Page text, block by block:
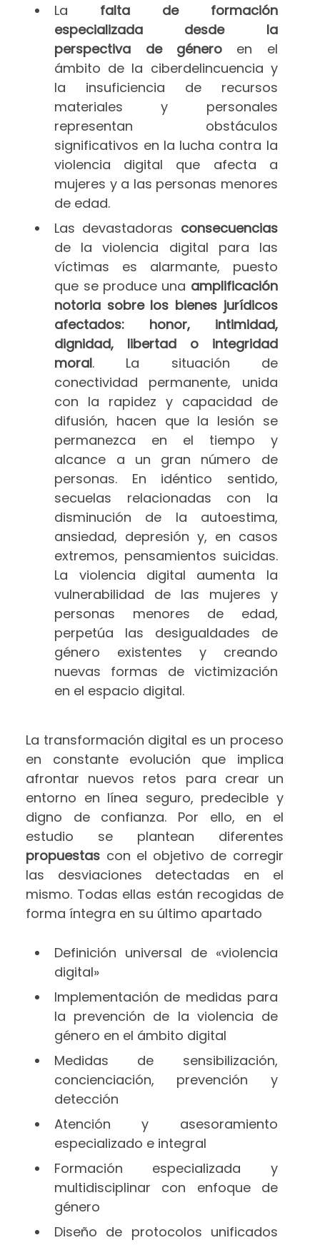
La falta de formación
especializada
desde la
perspectiva de géneroen el
ámbito de la ciberdelincuencia y
la insuficiencia de recursos
materiales y personales
representan obstáculos
significativos en la lucha contra la
violencia digital que afecta a
mujeres y a las personas menores
de edad.
Las devastadoras consecuencias
de la violencia digital para las
víctimas es alarmante, puesto
que se produce una amplificación
notoria sobre los bienes jurídicos
afectados: honor, intimidad,
dignidad, libertad o integridad
moral. La situación de
conectividad permanente, unida
con la rapidez y capacidad de
difusión, hacen que la lesión se
permanezca en el tiempo y
alcance a un gran número de
personas. En idéntico sentido,
secuelas relacionadas con la
disminución de la autoestima,
ansiedad, depresión y, en casos
extremos, pensamientos suicidas.
La violencia digital aumenta la
vulnerabilidad de las mujeres y
personas menores de edad,
perpetúa las desigualdades de
género existentes y creando
nuevas formas de victimización
en el espacio digital.
La transformación digital es un proceso
en constante evolución que implica
afrontar nuevos retos para crear un
entorno en línea seguro, predecible y
digno de confianza. Por ello, en el
estudio se plantean diferentes
propuestas con el objetivo de corregir
las desviaciones detectadas en el
mismo. Todas ellas están recogidas de
forma íntegra en su último apartado
Definición universal de «violencia
digital»
Implementación de medidas para
la prevención de la violencia de
género en el ámbito digital
Medidas de sensibilización,
concienciación, prevención y
detección
Atención y asesoramiento
especializado e integral
Formación especializada y
multidisciplinar con enfoque de
género
Diseño de protocolos unificados